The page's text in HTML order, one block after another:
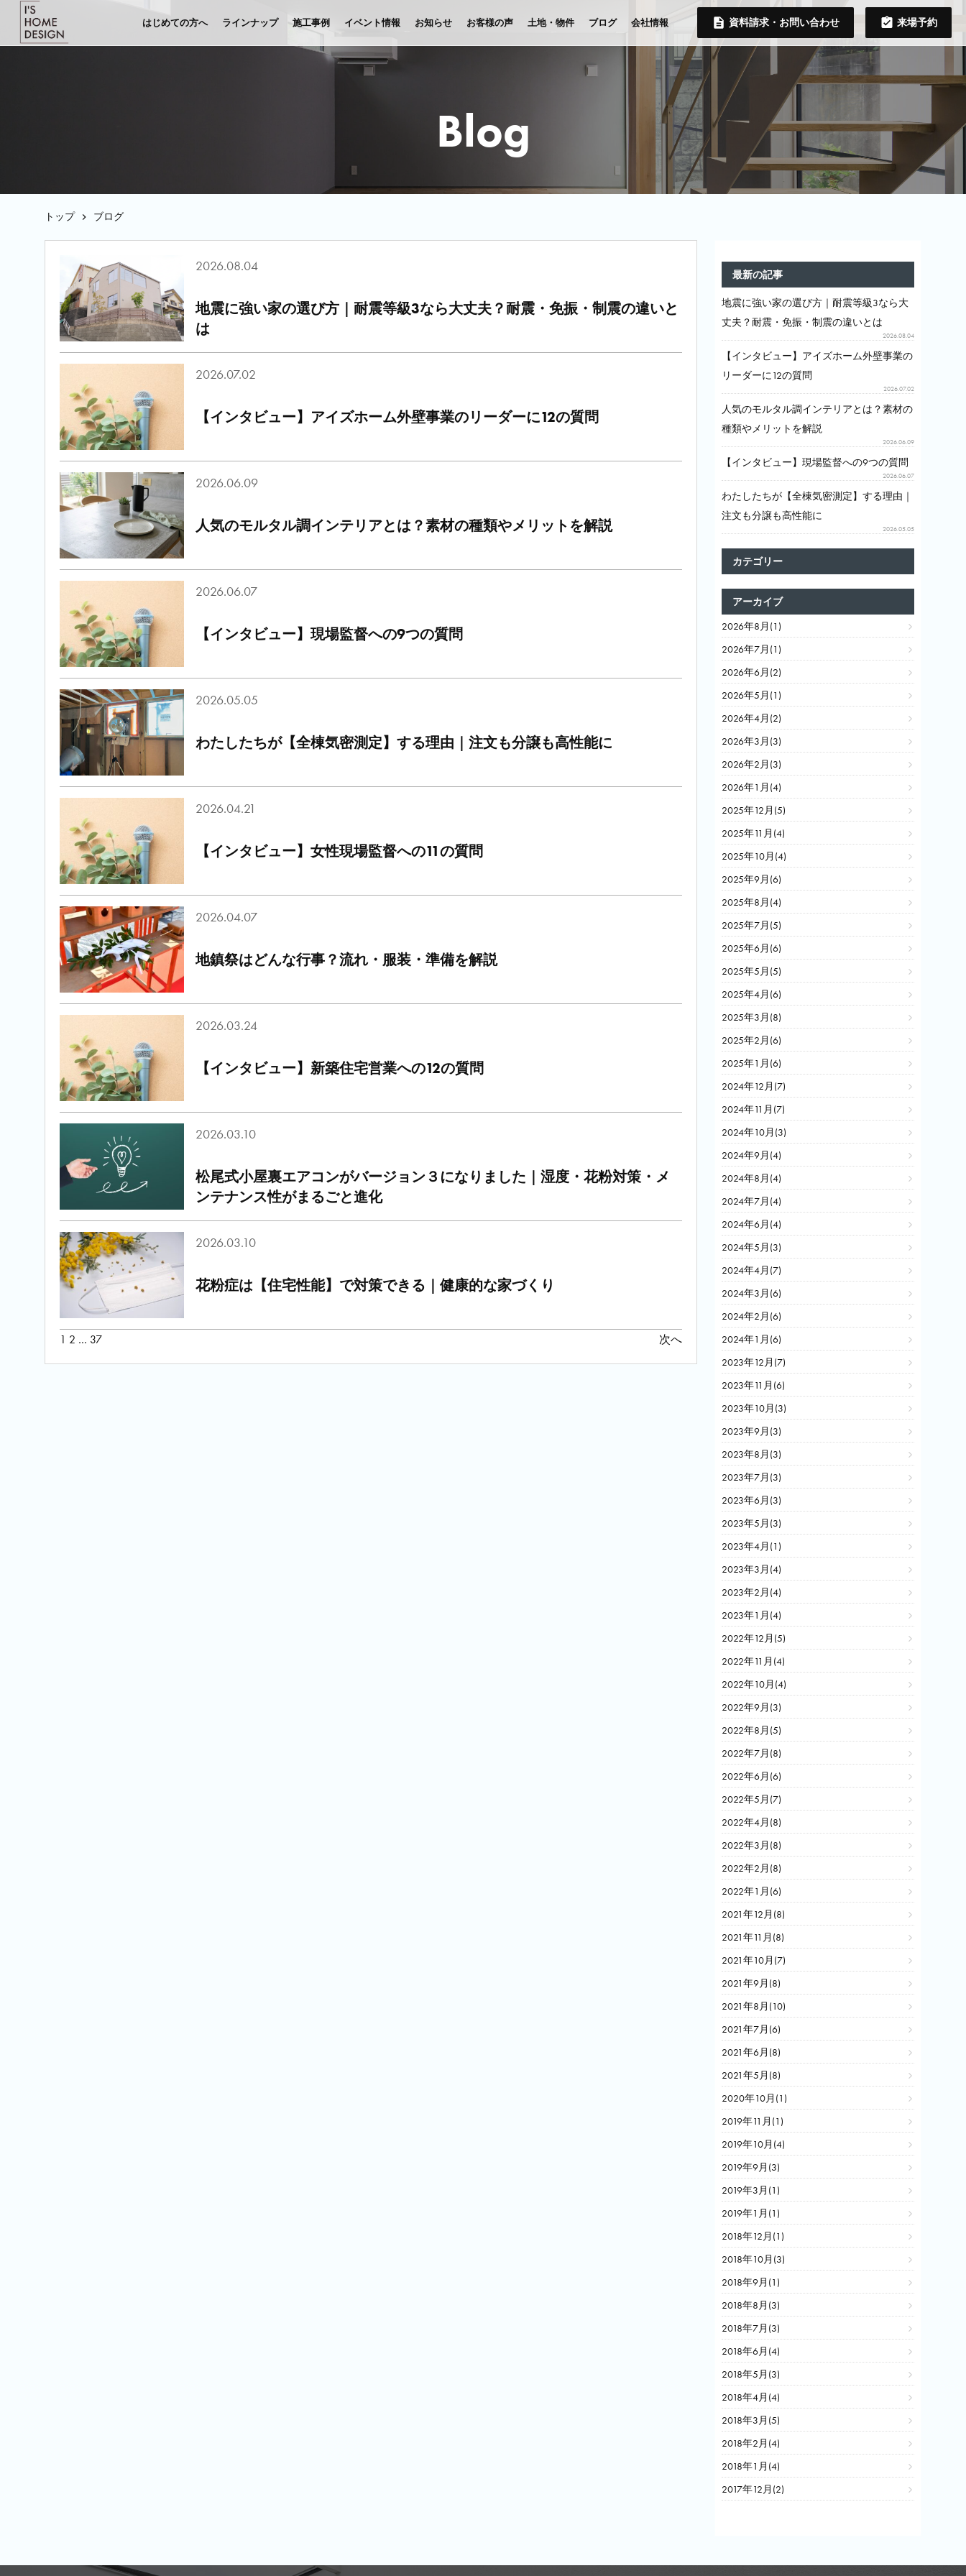
はじめての方へ ラインナップ 施工事例 イベント情報 お知らせ お客様の声 土地・物件 ブログ 会社情報 資料請求・お問い合わせ 来場予約
Blog
トップ ブログ
2026.08.04
地震に強い家の選び方｜耐震等級3なら大丈夫？耐震・免振・制震の違いと
は
2026.07.02
【インタビュー】アイズホーム外壁事業のリーダーに12の質問
2026.06.09
人気のモルタル調インテリアとは？素材の種類やメリットを解説
2026.06.07
【インタビュー】現場監督への9つの質問
2026.05.05
わたしたちが【全棟気密測定】する理由｜注文も分譲も高性能に
2026.04.21
【インタビュー】女性現場監督への11の質問
2026.04.07
地鎮祭はどんな行事？流れ・服装・準備を解説
2026.03.24
【インタビュー】新築住宅営業への12の質問
2026.03.10
松尾式小屋裏エアコンがバージョン３になりました｜湿度・花粉対策・メ
ンテナンス性がまるごと進化
2026.03.10
花粉症は【住宅性能】で対策できる｜健康的な家づくり
投
稿
1 2 … 37 次へ
最新の記事
地震に強い家の選び方｜耐震等級3なら大
丈夫？耐震・免振・制震の違いとは
2026.08.04
【インタビュー】アイズホーム外壁事業の
リーダーに12の質問
2026.07.02
人気のモルタル調インテリアとは？素材の
種類やメリットを解説
2026.06.09
【インタビュー】現場監督への9つの質問
2026.06.07
わたしたちが【全棟気密測定】する理由｜
注文も分譲も高性能に
2026.05.05
カテゴリー
アーカイブ
2026年8月(1)
2026年7月(1)
2026年6月(2)
2026年5月(1)
2026年4月(2)
2026年3月(3)
2026年2月(3)
2026年1月(4)
2025年12月(5)
2025年11月(4)
2025年10月(4)
2025年9月(6)
2025年8月(4)
2025年7月(5)
2025年6月(6)
2025年5月(5)
2025年4月(6)
2025年3月(8)
2025年2月(6)
2025年1月(6)
2024年12月(7)
2024年11月(7)
2024年10月(3)
2024年9月(4)
2024年8月(4)
2024年7月(4)
2024年6月(4)
2024年5月(3)
2024年4月(7)
2024年3月(6)
2024年2月(6)
2024年1月(6)
2023年12月(7)
2023年11月(6)
2023年10月(3)
2023年9月(3)
2023年8月(3)
2023年7月(3)
2023年6月(3)
2023年5月(3)
2023年4月(1)
2023年3月(4)
2023年2月(4)
2023年1月(4)
2022年12月(5)
2022年11月(4)
2022年10月(4)
2022年9月(3)
2022年8月(5)
2022年7月(8)
2022年6月(6)
2022年5月(7)
2022年4月(8)
2022年3月(8)
2022年2月(8)
2022年1月(6)
2021年12月(8)
2021年11月(8)
2021年10月(7)
2021年9月(8)
2021年8月(10)
2021年7月(6)
2021年6月(8)
2021年5月(8)
2020年10月(1)
2019年11月(1)
2019年10月(4)
2019年9月(3)
2019年3月(1)
2019年1月(1)
2018年12月(1)
2018年10月(3)
2018年9月(1)
2018年8月(3)
2018年7月(3)
2018年6月(4)
2018年5月(3)
2018年4月(4)
2018年3月(5)
2018年2月(4)
2018年1月(4)
2017年12月(2)